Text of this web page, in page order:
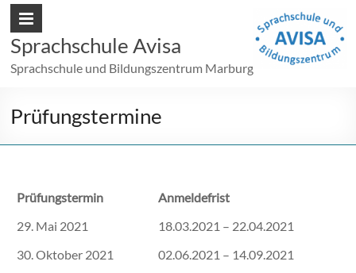
Sprachschule Avisa
Sprachschule und Bildungszentrum Marburg
Prüfungstermine
Prüfungstermin
Anmeldefrist
29. Mai 2021
18.03.2021 – 22.04.2021
30. Oktober 2021
02.06.2021 – 14.09.2021